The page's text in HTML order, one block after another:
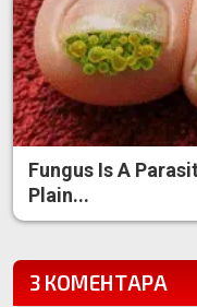
Fungus Is A
Plain...
3 КОМЕНТАРА